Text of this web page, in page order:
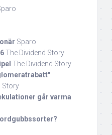
Sparo
The Dividend Story
The Dividend Story
Story
går varma